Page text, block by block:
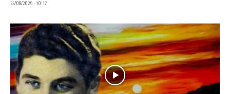
22/08/2025 • 10:17